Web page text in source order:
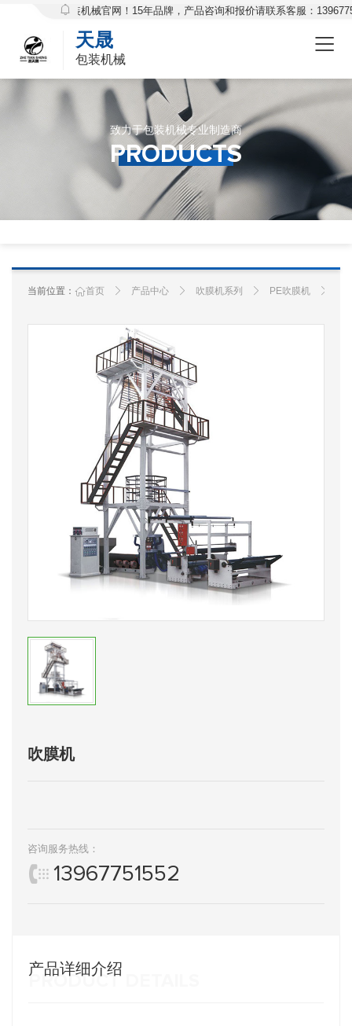
迎访问天晟包装机械官网！15年品牌，产品咨询和报价请联系客服：
天晟
包装机械
致力于包装机械专业制造商
PRODUCTS
Products
当前位置： 首页 产品中心 吹膜机系列 PE吹膜机
吹膜机
咨询服务热线：
13967751552
产品详细介绍
PRODUCT DETAILS